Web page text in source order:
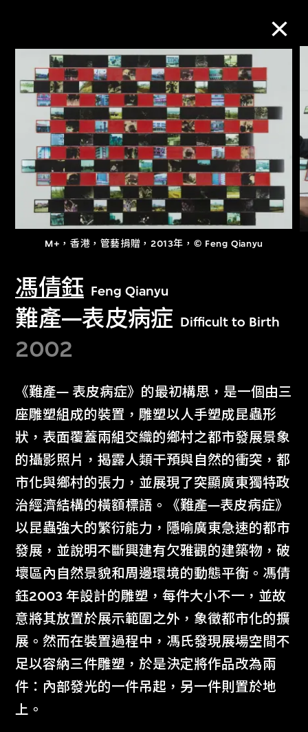
M+，香港，管藝捐贈，2013年，© Feng Qianyu
馮倩鈺 Feng Qianyu
難產—表皮病症 Difficult to Birth
2002
《難產— 表皮病症》的最初構思，是一個由三
座雕塑組成的裝置，雕塑以人手塑成昆蟲形
狀，表面覆蓋兩組交織的鄉村之都市發展景象
的攝影照片，揭露人類干預與自然的衝突，都
市化與鄉村的張力，並展現了突顯廣東獨特政
治經濟結構的橫額標語。《難產—表皮病症》
以昆蟲強大的繁衍能力，隱喻廣東急速的都市
發展，並說明不斷興建有欠雅觀的建築物，破
壞區內自然景貌和周邊環境的動態平衡。馮倩
鈺2003 年設計的雕塑，每件大小不一，並故
意將其放置於展示範圍之外，象徵都市化的擴
展。然而在裝置過程中，馮氏發現展場空間不
足以容納三件雕塑，於是決定將作品改為兩
件：內部發光的一件吊起，另一件則置於地
上。
M+藏品
進一步篩選 搜索
關於M+藏品
文化藏品。